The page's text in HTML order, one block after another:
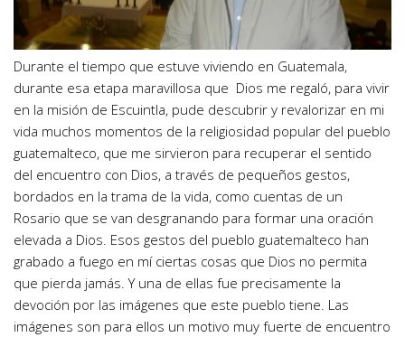
Durante el tiempo que estuve viviendo en Guatemala,
durante esa etapa maravillosa que Dios me regaló, para vivir
en la misión de Escuintla, pude descubrir y revalorizar en mi
vida muchos momentos de la religiosidad popular del pueblo
guatemalteco, que me sirvieron para recuperar el sentido
del encuentro con Dios, a través de pequeños gestos,
bordados en la trama de la vida, como cuentas de un
Rosario que se van desgranando para formar una oración
elevada a Dios. Esos gestos del pueblo guatemalteco han
grabado a fuego en mí ciertas cosas que Dios no permita
que pierda jamás. Y una de ellas fue precisamente la
devoción por las imágenes que este pueblo tiene. Las
imágenes son para ellos un motivo muy fuerte de encuentro